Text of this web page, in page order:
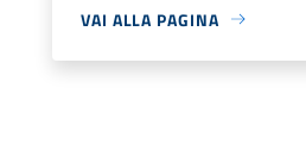
VAI ALLA PAGINA